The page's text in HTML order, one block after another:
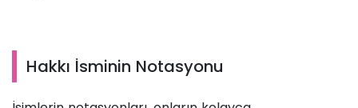
Hakkı İsminin Notasyonu